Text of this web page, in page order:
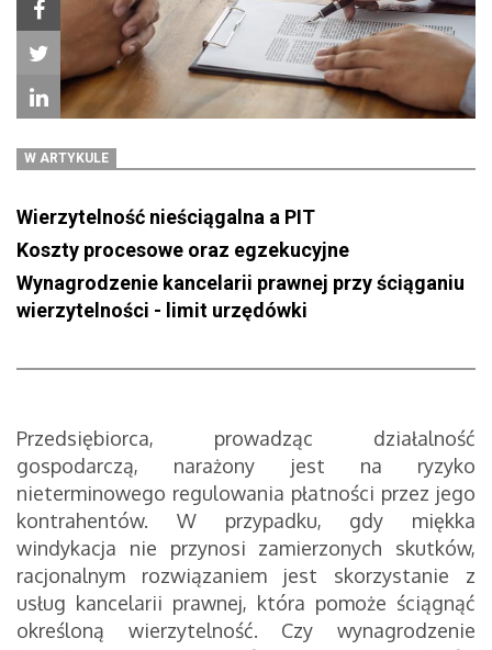
W ARTYKULE
Wierzytelność nieściągalna a PIT
Koszty procesowe oraz egzekucyjne
Wynagrodzenie kancelarii prawnej przy ściąganiu
wierzytelności - limit urzędówki
Przedsiębiorca, prowadząc działalność
gospodarczą, narażony jest na ryzyko
nieterminowego regulowania płatności przez jego
kontrahentów. W przypadku, gdy miękka
windykacja nie przynosi zamierzonych skutków,
racjonalnym rozwiązaniem jest skorzystanie z
usług kancelarii prawnej, która pomoże ściągnąć
określoną wierzytelność. Czy wynagrodzenie